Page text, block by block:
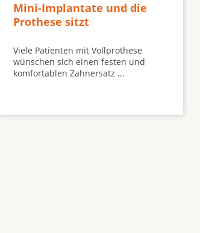
Mini-Implantate und die
Prothese sitzt
Viele Patienten mit Vollprothese
wünschen sich einen festen und
komfortablen Zahnersatz ...